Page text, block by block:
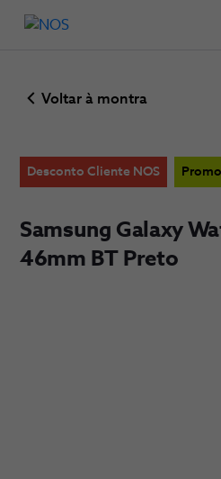
Voltar à montra
Desconto Cliente NOS
Samsung Galaxy
46mm BT Preto